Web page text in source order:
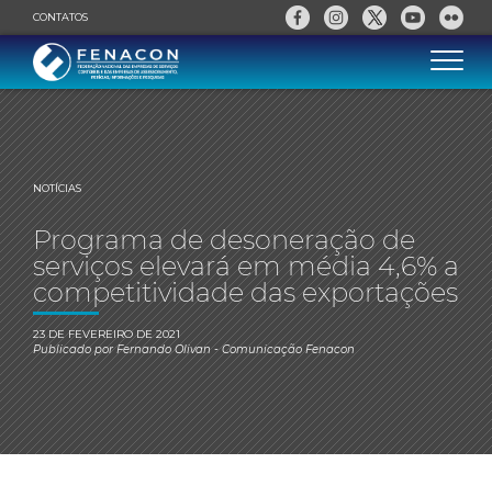
CONTATOS
NOTÍCIAS
Programa de desoneração de
serviços elevará em média 4,6% a
competitividade das exportações
23 DE FEVEREIRO DE 2021
Publicado porFernando Olivan- Comunicação Fenacon